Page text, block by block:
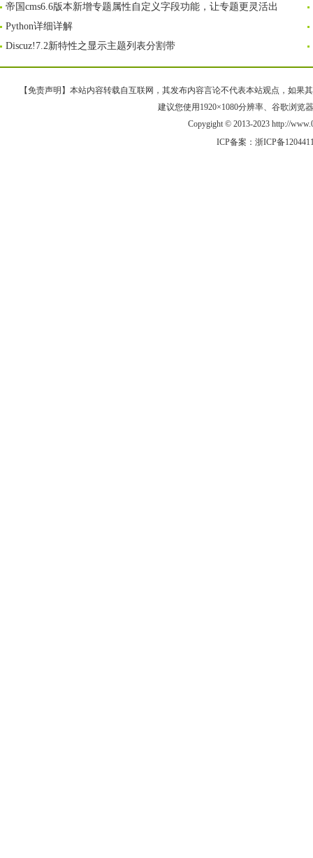
帝国cms6.6版本新增专题属性自定义字段功能，让专题更灵活出
Python详细详解
Discuz!7.2新特性之显示主题列表分割带
【免责声明】本站内容转载自互联网，其发布内容言论不代表本站观点，如果
建议您使用1920×1080分辨率、谷歌浏览
Copygight © 2013-2023 http://
ICP备案： 浙ICP备